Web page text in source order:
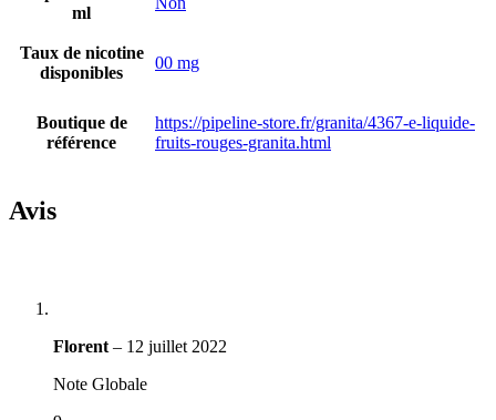
ml
Taux de nicotine
disponibles
00 mg
Boutique de
référence
https://pipeline-store.fr/granita/4367-e-liquide-
fruits-rouges-granita.html
Avis
Florent – 12 juillet 2022
Note Globale